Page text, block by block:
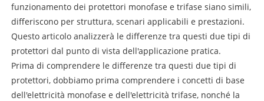
funzionamento dei protettori monofase e trifase siano simili,
differiscono per struttura, scenari applicabili e prestazioni.
Questo articolo analizzerà le differenze tra questi due tipi di
protettori dal punto di vista dell'applicazione pratica.
Prima di comprendere le differenze tra questi due tipi di
protettori, dobbiamo prima comprendere i concetti di base
dell'elettricità monofase e dell'elettricità trifase, nonché la